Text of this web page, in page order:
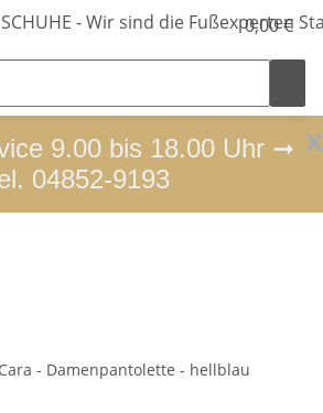
0,00 €
x
9.00 bis 18.00 Uhr ➞
04852-9193